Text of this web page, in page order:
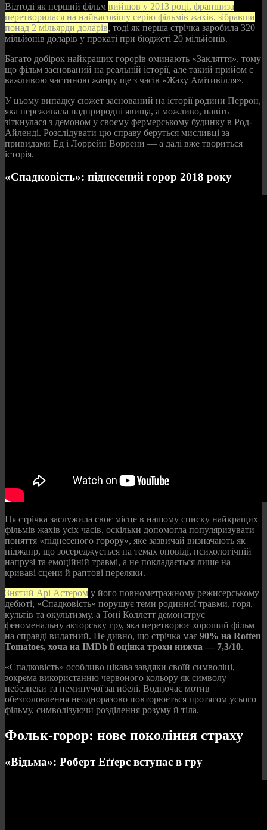
Відтоді як перший фільм вийшов у 2013 році, франшиза
перетворилася на найкасовішу серію фільмів жахів, зібравши
понад 2 мільярди доларів, тоді як перша стрічка заробила 320
мільйонів доларів у прокаті при бюджеті 20 мільйонів.
Багато добірок найкращих горорів оминають «Закляття», тому
що фільм заснований на реальній історії, але такий прийом є
важливою частиною жанру ще з часів «Жаху Амітивілля».
У цьому випадку сюжет заснований на історії родини Перрон,
яка переживала надприродні явища, а можливо, навіть
зіткнулася з демоном у своєму фермерському будинку в Род-
Айленді. Розслідувати цю справу беруться мисливці за
привидами Ед і Лоррейн Воррени — а далі вже твориться
історія.
«Спадковість»: піднесений горор 2018 року
Ця стрічка заслужила своє місце в нашому списку найкращих
фільмів жахів усіх часів, оскільки допомогла популяризувати
поняття «піднесеного горору», яке зазвичай визначають як
піджанр, що зосереджується на темах оповіді, психологічній
напрузі та емоційній травмі, а не покладається лише на
криваві сцени й раптові переляки.
Знятий Арі Астером у його повнометражному режисерському
дебюті, «Спадковість» порушує теми родинної травми, горя,
культів та окультизму, а Тоні Коллетт демонструє
феноменальну акторську гру, яка перетворює хороший фільм
на справді видатний. Не дивно, що стрічка має 90% на Rotten
Tomatoes, хоча на IMDb її оцінка трохи нижча — 7,3/10.
«Спадковість» особливо цікава завдяки своїй символіці,
зокрема використанню червоного кольору як символу
небезпеки та неминучої загибелі. Водночас мотив
обезголовлення неодноразово повторюється протягом усього
фільму, символізуючи розділення розуму й тіла.
Фольк-горор: нове покоління страху
«Відьма»: Роберт Еґґерс вступає в гру